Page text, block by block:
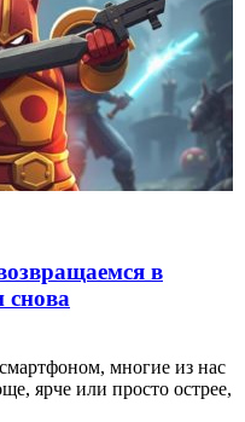
в
снова
многие из нас
ярче или просто острее,